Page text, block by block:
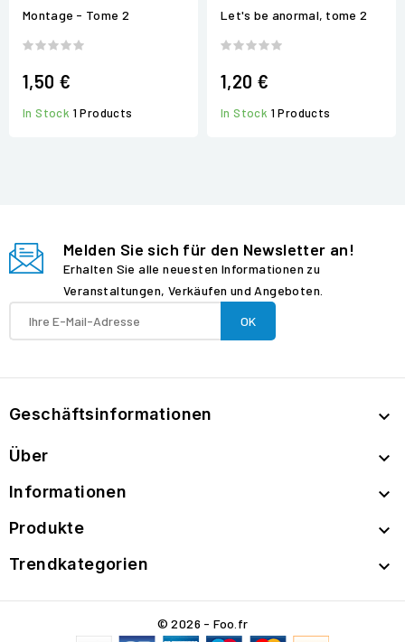
Montage - Tome 2
1,50 €
In Stock 1 Products
Let's be anormal, tome 2
1,20 €
In Stock 1 Products
Melden Sie sich für den Newsletter an!
Erhalten Sie alle neuesten Informationen zu
Veranstaltungen, Verkäufen und Angeboten.
Geschäftsinformationen 
Über 
Informationen 
Produkte 
Trendkategorien 
© 2026 - Foo.fr